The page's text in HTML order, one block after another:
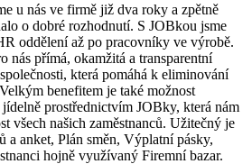
u nás ve firmě již dva roky a zpětně
o dobré rozhodnutí. S JOBkou jsme
oddělení až po pracovníky ve výrobě.
nás přímá, okamžitá a transparentní
která pomáhá k eliminování
benefitem je také možnost
prostřednictvím JOBky, která nám
všech našich zaměstnanců. Užitečný je
a anket, Plán směn, Výplatní pásky,
hojně využívaný Firemní bazar.